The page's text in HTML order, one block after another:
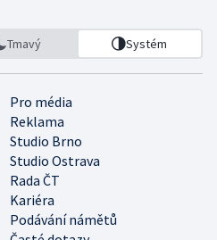
Tmavý Systém
Pro média
Reklama
Studio Brno
Studio Ostrava
Rada ČT
Kariéra
Podávání námětů